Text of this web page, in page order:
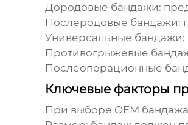
Дородовые бандажи:
Послеродовые бандажи:
Универсальные бандажи:
Противогрыжевые
Послеоперационные
Ключевые факторы
При выборе OEM